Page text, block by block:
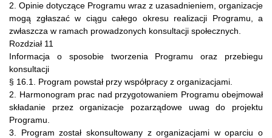
2. Opinie dotyczące Programu wraz z uzasadnieniem, organizacje
mogą zgłaszać w ciągu całego okresu realizacji Programu, a
zwłaszcza w ramach prowadzonych konsultacji społecznych.
Rozdział 11
Informacja o sposobie tworzenia Programu oraz przebiegu
konsultacji
§ 16.1. Program powstał przy współpracy z organizacjami.
2. Harmonogram prac nad przygotowaniem Programu obejmował
składanie przez organizacje pozarządowe uwag do projektu
Programu.
3. Program został skonsultowany z organizacjami w oparciu o